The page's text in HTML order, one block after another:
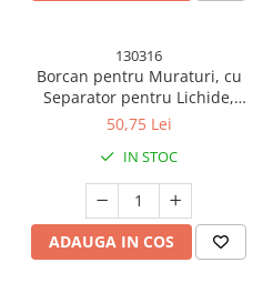
130316
Borcan pentru Muraturi, cu
Separator pentru Lichide,
Ermetic, Termorezistent, Tip
ABS, Alb, 18x9x9 cm
50,75 Lei
IN STOC
ADAUGA IN COS